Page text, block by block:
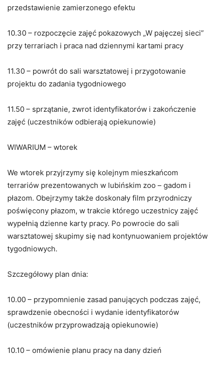
przedstawienie zamierzonego efektu
10.30 – rozpoczęcie zajęć pokazowych „W pajęczej sieci”
przy terrariach i praca nad dziennymi kartami pracy
11.30 – powrót do sali warsztatowej i przygotowanie
projektu do zadania tygodniowego
11.50 – sprzątanie, zwrot identyfikatorów i zakończenie
zajęć (uczestników odbierają opiekunowie)
WIWARIUM – wtorek
We wtorek przyjrzymy się kolejnym mieszkańcom
terrariów prezentowanych w lubińskim zoo – gadom i
płazom. Obejrzymy także doskonały film przyrodniczy
poświęcony płazom, w trakcie którego uczestnicy zajęć
wypełnią dzienne karty pracy. Po powrocie do sali
warsztatowej skupimy się nad kontynuowaniem projektów
tygodniowych.
Szczegółowy plan dnia:
10.00 – przypomnienie zasad panujących podczas zajęć,
sprawdzenie obecności i wydanie identyfikatorów
(uczestników przyprowadzają opiekunowie)
10.10 – omówienie planu pracy na dany dzień